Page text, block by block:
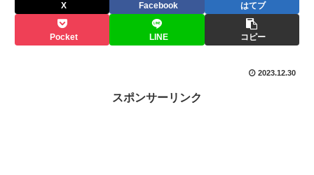
X Facebook はてブ
Pocket LINE コピー
2023.12.30
スポンサーリンク